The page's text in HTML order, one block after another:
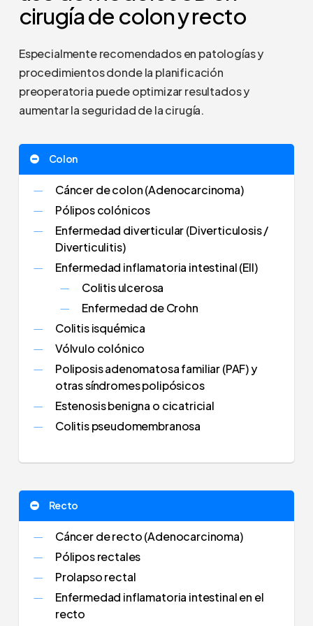
cirugía de colon y recto
Especialmente recomendados en patologías y
procedimientos donde la planificación
preoperatoria puede optimizar resultados y
aumentar la seguridad de la cirugía.
Colon
Cáncer de colon (Adenocarcinoma)
Pólipos colónicos
Enfermedad diverticular (Diverticulosis /
Diverticulitis)
Enfermedad inflamatoria intestinal (EII)
Colitis ulcerosa
Enfermedad de Crohn
Colitis isquémica
Vólvulo colónico
Poliposis adenomatosa familiar (PAF) y
otras síndromes polipósicos
Estenosis benigna o cicatricial
Colitis pseudomembranosa
Recto
Cáncer de recto (Adenocarcinoma)
Pólipos rectales
Prolapso rectal
Enfermedad inflamatoria intestinal en el
recto